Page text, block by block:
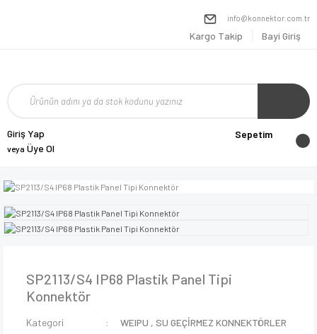
info@konnektor.com.tr
Kargo Takip Bayi Giriş
Giriş Yap
veya Üye Ol
Sepetim
SP2113/S4 IP68 Plastik Panel Tipi
Konnektör
Kategori WEIPU ,SU GEÇİRMEZ KONNEKTÖRLER